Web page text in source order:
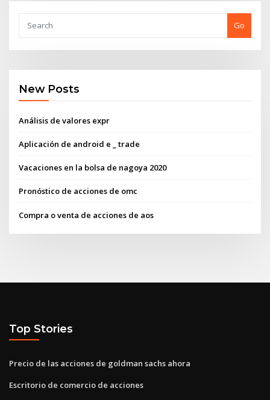
Go
New Posts
Análisis de valores expr
Aplicación de android e _ trade
Vacaciones en la bolsa de nagoya 2020
Pronóstico de acciones de omc
Compra o venta de acciones de aos
Top Stories
Precio de las acciones de goldman sachs ahora
Escritorio de comercio de acciones